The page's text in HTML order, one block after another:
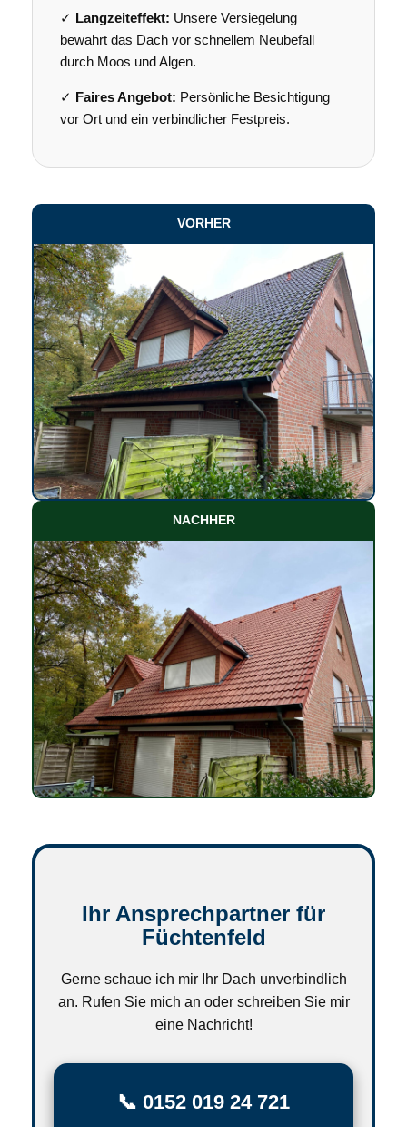
✓ Langzeiteffekt: Unsere Versiegelung
bewahrt das Dach vor schnellem Neubefall
durch Moos und Algen.
✓ Faires Angebot: Persönliche Besichtigung
vor Ort und ein verbindlicher Festpreis.
VORHER
NACHHER
Ihr Ansprechpartner für
Füchtenfeld
Gerne schaue ich mir Ihr Dach unverbindlich
an. Rufen Sie mich an oder schreiben Sie mir
eine Nachricht!
📞 0152 019 24 721